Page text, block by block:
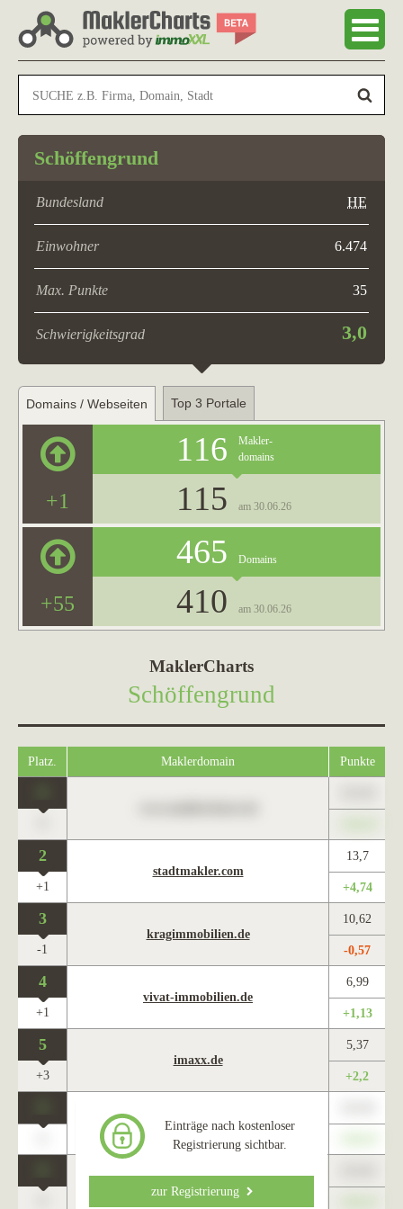
Schöffengrund
Bundesland HE
Einwohner 6.474
Max. Punkte 35
Schwierigkeitsgrad 3,0
Domains / Webseiten Top 3 Portale
+1
116
Makler-
domains
115 am 30.06.26
+55
465 Domains
410 am 30.06.26
MaklerCharts
Schöffengrund
Platz. Maklerdomain Punkte
2
stadtmakler.com
13,7
+1 +4,74
3
kragimmobilien.de
10,62
-1 -0,57
4
vivat-immobilien.de
6,99
+1 +1,13
5
imaxx.de
5,37
+3 +2,2
www.maklercharts.de
Einträge nach kostenloser
Registrierung sichtbar.
zur Registrierung
www.maklercharts.de